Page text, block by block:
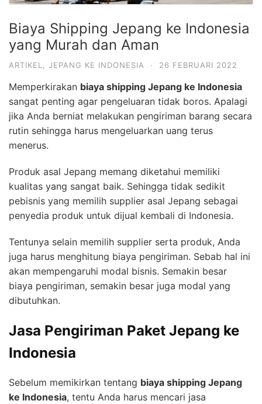
Biaya Shipping Jepang ke Indonesia
yang Murah dan Aman
ARTIKEL JEPANG KE INDONESIA · 26 FEBRUARI 2022
Memperkirakan biaya shipping Jepang ke Indonesia
sangat penting agar pengeluaran tidak boros. Apalagi
jika Anda berniat melakukan pengiriman barang secara
rutin sehingga harus mengeluarkan uang terus
menerus.
Produk asal Jepang memang diketahui memiliki
kualitas yang sangat baik. Sehingga tidak sedikit
pebisnis yang memilih supplier asal Jepang sebagai
penyedia produk untuk dijual kembali di Indonesia.
Tentunya selain memilih supplier serta produk, Anda
juga harus menghitung biaya pengiriman. Sebab hal ini
akan mempengaruhi modal bisnis. Semakin besar
biaya pengiriman, semakin besar juga modal yang
dibutuhkan.
Jasa Pengiriman Paket Jepang ke
Indonesia
Sebelum memikirkan tentang biaya shipping Jepang
ke Indonesia, tentu Anda harus mencari jasa